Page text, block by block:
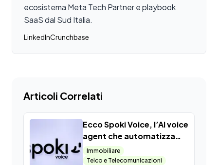
ecosistema Meta Tech Partner e playbook
SaaS dal Sud Italia.
LinkedInCrunchbase
Articoli Correlati
Ecco Spoki Voice, l’AI voice
agent che automatizza
telefonate e prenotazioni,
qualifica lead e ottimizza il
Immobiliare
Telco e Telecomunicazioni